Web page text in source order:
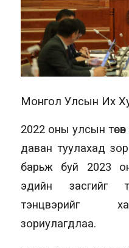
Монгол Улсын Их
2022 оны улсын
даван туулахад
барьж буй 2023
эдийн засгийг
тэнцвэрийг
зориулагдлаа.